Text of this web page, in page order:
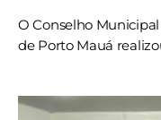
O Conselho
de Porto Mauá